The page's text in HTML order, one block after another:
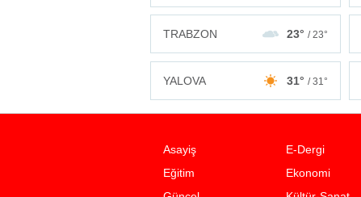
TRABZON 23° / 23°
YALOVA 31° / 31°
Asayiş
E-Dergi
Eğitim
Ekonomi